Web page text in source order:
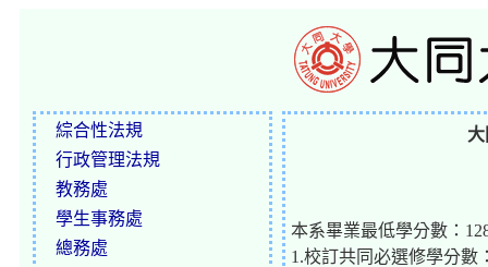
綜合性法規
行政管理法規
教務處
學生事務處
總務處
本系畢業最低學分數：
1.校訂共同必選修學分數